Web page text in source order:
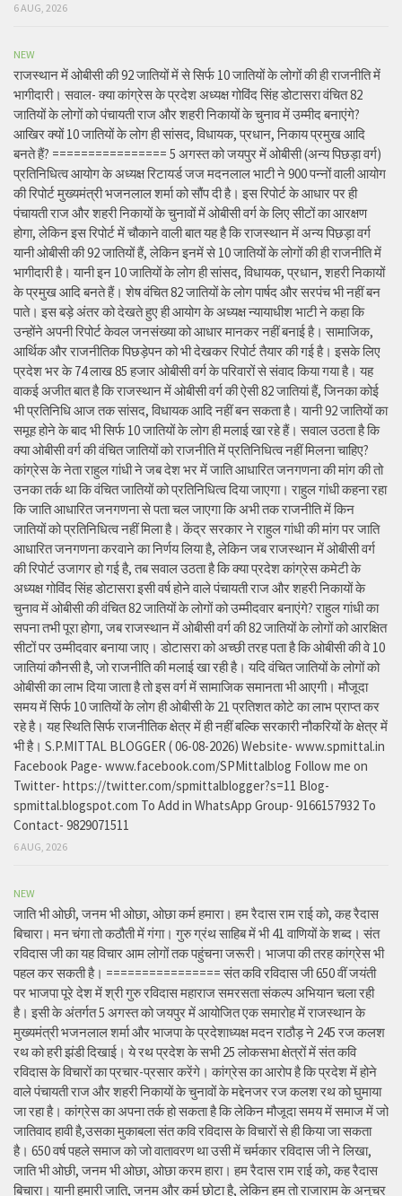
6 AUG, 2026
NEW
राजस्थान में ओबीसी की 92 जातियों में से सिर्फ 10 जातियों के लोगों की ही राजनीति में
भागीदारी। सवाल- क्या कांग्रेस के प्रदेश अध्यक्ष गोविंद सिंह डोटासरा वंचित 82
जातियों के लोगों को पंचायती राज और शहरी निकायों के चुनाव में उम्मीद बनाएंगे?
आखिर क्यों 10 जातियों के लोग ही सांसद, विधायक, प्रधान, निकाय प्रमुख आदि
बनते हैं? ================ 5 अगस्त को जयपुर में ओबीसी (अन्य पिछड़ा वर्ग)
प्रतिनिधित्व आयोग के अध्यक्ष रिटायर्ड जज मदनलाल भाटी ने 900 पन्नों वाली आयोग
की रिपोर्ट मुख्यमंत्री भजनलाल शर्मा को सौंप दी है। इस रिपोर्ट के आधार पर ही
पंचायती राज और शहरी निकायों के चुनावों में ओबीसी वर्ग के लिए सीटों का आरक्षण
होगा, लेकिन इस रिपोर्ट में चौकाने वाली बात यह है कि राजस्थान में अन्य पिछड़ा वर्ग
यानी ओबीसी की 92 जातियों हैं, लेकिन इनमें से 10 जातियों के लोगों की ही राजनीति में
भागीदारी है। यानी इन 10 जातियों के लोग ही सांसद, विधायक, प्रधान, शहरी निकायों
के प्रमुख आदि बनते हैं। शेष वंचित 82 जातियों के लोग पार्षद और सरपंच भी नहीं बन
पाते। इस बड़े अंतर को देखते हुए ही आयोग के अध्यक्ष न्यायाधीश भाटी ने कहा कि
उन्होंने अपनी रिपोर्ट केवल जनसंख्या को आधार मानकर नहीं बनाई है। सामाजिक,
आर्थिक और राजनीतिक पिछड़ेपन को भी देखकर रिपोर्ट तैयार की गई है। इसके लिए
प्रदेश भर के 74 लाख 85 हजार ओबीसी वर्ग के परिवारों से संवाद किया गया है। यह
वाकई अजीत बात है कि राजस्थान में ओबीसी वर्ग की ऐसी 82 जातियां हैं, जिनका कोई
भी प्रतिनिधि आज तक सांसद, विधायक आदि नहीं बन सकता है। यानी 92 जातियों का
समूह होने के बाद भी सिर्फ 10 जातियों के लोग ही मलाई खा रहे हैं। सवाल उठता है कि
क्या ओबीसी वर्ग की वंचित जातियों को राजनीति में प्रतिनिधित्व नहीं मिलना चाहिए?
कांग्रेस के नेता राहुल गांधी ने जब देश भर में जाति आधारित जनगणना की मांग की तो
उनका तर्क था कि वंचित जातियों को प्रतिनिधित्व दिया जाएगा। राहुल गांधी कहना रहा
कि जाति आधारित जनगणना से पता चल जाएगा कि अभी तक राजनीति में किन
जातियों को प्रतिनिधित्व नहीं मिला है। केंद्र सरकार ने राहुल गांधी की मांग पर जाति
आधारित जनगणना करवाने का निर्णय लिया है, लेकिन जब राजस्थान में ओबीसी वर्ग
की रिपोर्ट उजागर हो गई है, तब सवाल उठता है कि क्या प्रदेश कांग्रेस कमेटी के
अध्यक्ष गोविंद सिंह डोटासरा इसी वर्ष होने वाले पंचायती राज और शहरी निकायों के
चुनाव में ओबीसी की वंचित 82 जातियों के लोगों को उम्मीदवार बनाएंगे? राहुल गांधी का
सपना तभी पूरा होगा, जब राजस्थान में ओबीसी वर्ग की 82 जातियों के लोगों को आरक्षित
सीटों पर उम्मीदवार बनाया जाए। डोटासरा को अच्छी तरह पता है कि ओबीसी की वे 10
जातियां कौनसी है, जो राजनीति की मलाई खा रही है। यदि वंचित जातियों के लोगों को
ओबीसी का लाभ दिया जाता है तो इस वर्ग में सामाजिक समानता भी आएगी। मौजूदा
समय में सिर्फ 10 जातियों के लोग ही ओबीसी के 21 प्रतिशत कोटे का लाभ प्राप्त कर
रहे है। यह स्थिति सिर्फ राजनीतिक क्षेत्र में ही नहीं बल्कि सरकारी नौकरियों के क्षेत्र में
भी है। S.P.MITTAL BLOGGER ( 06-08-2026) Website- www.spmittal.in
Facebook Page- www.facebook.com/SPMittalblog Follow me on
Twitter- https://twitter.com/spmittalblogger?s=11 Blog-
spmittal.blogspot.com To Add in WhatsApp Group- 9166157932 To
Contact- 9829071511
6 AUG, 2026
NEW
जाति भी ओछी, जनम भी ओछा, ओछा कर्म हमारा। हम रैदास राम राई को, कह रैदास
बिचारा। मन चंगा तो कठौती में गंगा। गुरु ग्रंथ साहिब में भी 41 वाणियों के शब्द। संत
रविदास जी का यह विचार आम लोगों तक पहुंचना जरूरी। भाजपा की तरह कांग्रेस भी
पहल कर सकती है। ================ संत कवि रविदास जी 650 वीं जयंती
पर भाजपा पूरे देश में श्री गुरु रविदास महाराज समरसता संकल्प अभियान चला रही
है। इसी के अंतर्गत 5 अगस्त को जयपुर में आयोजित एक समारोह में राजस्थान के
मुख्यमंत्री भजनलाल शर्मा और भाजपा के प्रदेशाध्यक्ष मदन राठौड़ ने 245 रज कलश
रथ को हरी झंडी दिखाई। ये रथ प्रदेश के सभी 25 लोकसभा क्षेत्रों में संत कवि
रविदास के विचारों का प्रचार-प्रसार करेंगे। कांग्रेस का आरोप है कि प्रदेश में होने
वाले पंचायती राज और शहरी निकायों के चुनावों के मद्देनजर रज कलश रथ को घुमाया
जा रहा है। कांग्रेस का अपना तर्क हो सकता है कि लेकिन मौजूदा समय में समाज में जो
जातिवाद हावी है,उसका मुकाबला संत कवि रविदास के विचारों से ही किया जा सकता
है। 650 वर्ष पहले समाज को जो वातावरण था उसी में चर्मकार रविदास जी ने लिखा,
जाति भी ओछी, जनम भी ओछा, ओछा करम हारा। हम रैदास राम राई को, कह रैदास
बिचारा। यानी हमारी जाति, जनम और कर्म छोटा है, लेकिन हम तो राजाराम के अनुचर